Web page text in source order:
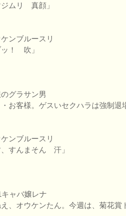
ジムリ 真顔」
ンブルースリ
ッ！ 吹」
グラサン男
・お客様。ゲスいセクハラは強制
ンブルースリ
、すんまそん 汗」
キャバ嬢レナ
え、オウケンたん。今週は、菊花賞